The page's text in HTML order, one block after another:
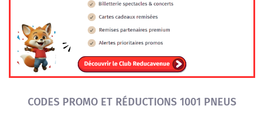
CODES PROMO ET RÉDUCTIONS 1001 PNEUS